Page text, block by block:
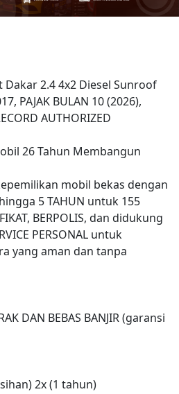
2.4 4x2 Diesel Sunroof
PAJAK BULAN 10 (2026),
AUTHORIZED
26 Tahun Membangun
mobil bekas dengan
5 TAHUN untuk 155
BERPOLIS, dan didukung
PERSONAL untuk
yang aman dan tanpa
DAN BEBAS BANJIR (garansi
2x (1 tahun)